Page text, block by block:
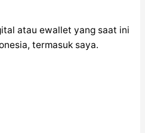
atau ewallet yang saat ini
termasuk saya.